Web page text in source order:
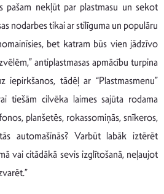
pašam nekļūt par plastmasu un sekot
nodarbes tikai ar stilīguma un populāru
bet katram būs vien jādzīvo
antiplastmasas apmācību turpina
iepirkšanos, tādēļ ar “Plastmasmenu”
tiešām cilvēka laimes sajūta rodama
planšetēs, rokassomiņās, snīkeros,
automašīnās? Varbūt labāk iztērēt
vai citādākā sevis izglītošanā, neļaujot